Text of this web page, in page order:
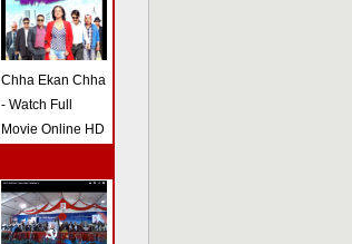
Chha Ekan Chha
- Watch Full
Movie Online HD